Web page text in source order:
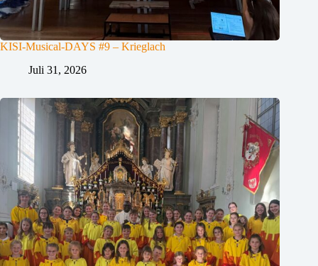
KISI-Musical-DAYS #9 – Krieglach
Juli 31, 2026